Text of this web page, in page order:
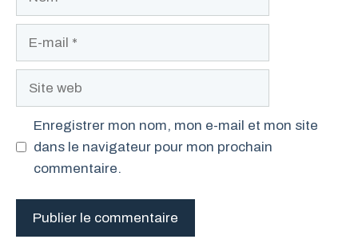
Enregistrer mon nom, mon e-mail et mon site
dans le navigateur pour mon prochain
commentaire.